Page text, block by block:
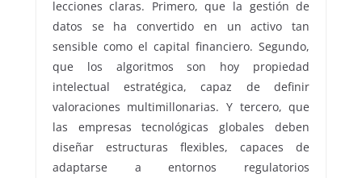
lecciones claras. Primero, que la gestión de
datos se ha convertido en un activo tan
sensible como el capital financiero. Segundo,
que los algoritmos son hoy propiedad
intelectual estratégica, capaz de definir
valoraciones multimillonarias. Y tercero, que
las empresas tecnológicas globales deben
diseñar estructuras flexibles, capaces de
adaptarse a entornos regulatorios